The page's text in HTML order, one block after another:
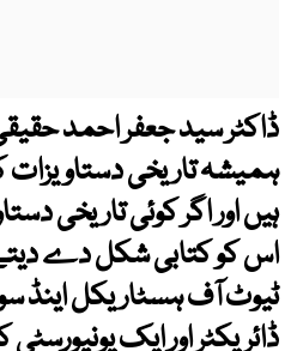
ڈاکٹر سید جعفر احمد
ہمیشہ تاریخی
ہیں اور اگر کوئی تاریخی
اس کو کتابی شکل دے
ٹیوٹ آف ہسٹاریکل اینڈ
ڈائریکٹر اور ایک